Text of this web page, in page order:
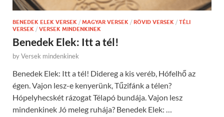
BENEDEK ELEK VERSEK / MAGYAR VERSEK / RÖVID VERSEK / TÉLI
VERSEK / VERSEK MINDENKINEK
Benedek Elek: Itt a tél!
byVersek mindenkinek
Benedek Elek: Itt a tél! Didereg a kis veréb, Hófelhő az
égen. Vajon lesz-e kenyerünk, Tűzifánk a télen?
Hópelyhecskét rázogat Télapó bundája. Vajon lesz
mindenkinek Jó meleg ruhája? Benedek Elek: …